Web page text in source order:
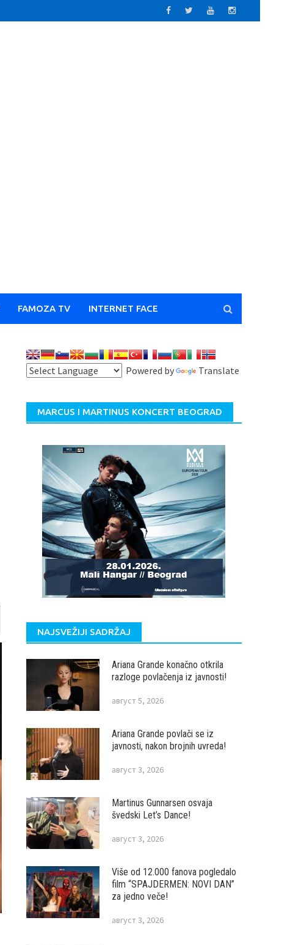
FAMOZA TV INTERNET FACE
Powered by Translate
MARCUS I MARTINUS KONCERT BEOGRAD
NAJSVEŽIJI SADRŽAJ
Ariana Grande konačno otkrila
razloge povlačenja iz javnosti!
август 5, 2026
Ariana Grande povlači se iz
javnosti, nakon brojnih uvreda!
август 3, 2026
Martinus Gunnarsen osvaja
švedski Let’s Dance!
август 3, 2026
Više od 12.000 fanova pogledalo
film “SPAJDERMEN: NOVI DAN”
za jedno veče!
август 3, 2026